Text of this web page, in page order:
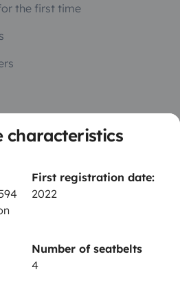
characteristics
First registration date:
2022
Number of seatbelts
4
the first time